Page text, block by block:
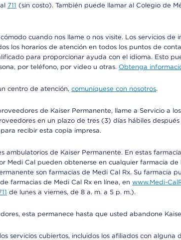
711 (sin costo). También puede llamar al Colegio de
cuando nos llame o nos visite. Los servicios
los horarios de atención en todos los puntos de
para proporcionar ayuda con el idioma. Esto
por teléfono, por video u otras. Obtenga
centro de atención, comuníquese con nosotros.
de Kaiser Permanente, llame a Servicio a
en un plazo de tres (3) días hábiles
recibir esta copia impresa.
ambulatorios de Kaiser Permanente. En estas
Medi Cal pueden obtenerse en cualquier farmacia
son farmacias de Medi Cal Rx. Su farmacia
farmacias de Medi Cal Rx en línea, en www.Medi-
de lunes a viernes, de 8 a. m. a 5 p. m.).
esta permanece hasta que usted abandone
servicios cubiertos, incluidos los afiliados con